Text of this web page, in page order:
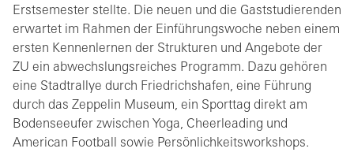
Erstsemester stellte. Die neuen und die Gaststudierenden
erwartet im Rahmen der Einführungswoche neben einem
ersten Kennenlernen der Strukturen und Angebote der
ZU ein abwechslungsreiches Programm. Dazu gehören
eine Stadtrallye durch Friedrichshafen, eine Führung
durch das Zeppelin Museum, ein Sporttag direkt am
Bodenseeufer zwischen Yoga, Cheerleading und
American Football sowie Persönlichkeitsworkshops.